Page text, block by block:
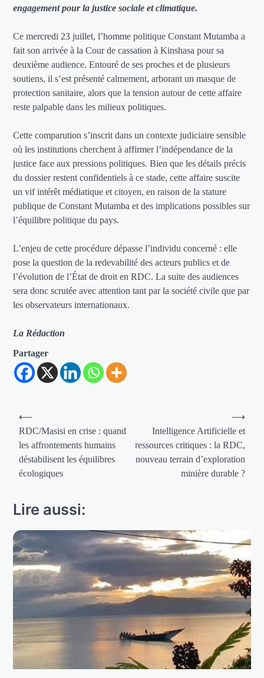
engagement pour la justice sociale et climatique.
Ce mercredi 23 juillet, l’homme politique Constant Mutamba a
fait son arrivée à la Cour de cassation à Kinshasa pour sa
deuxième audience. Entouré de ses proches et de plusieurs
soutiens, il s’est présenté calmement, arborant un masque de
protection sanitaire, alors que la tension autour de cette affaire
reste palpable dans les milieux politiques.
Cette comparution s’inscrit dans un contexte judiciaire sensible
où les institutions cherchent à affirmer l’indépendance de la
justice face aux pressions politiques. Bien que les détails précis
du dossier restent confidentiels à ce stade, cette affaire suscite
un vif intérêt médiatique et citoyen, en raison de la stature
publique de Constant Mutamba et des implications possibles sur
l’équilibre politique du pays.
L’enjeu de cette procédure dépasse l’individu concerné : elle
pose la question de la redevabilité des acteurs publics et de
l’évolution de l’État de droit en RDC. La suite des audiences
sera donc scrutée avec attention tant par la société civile que par
les observateurs internationaux.
La Rédaction
Partager
Navigation
de
l’article
⟵
RDC/Masisi en crise : quand
les affrontements humains
déstabilisent les équilibres
écologiques
Intelligence Artificielle et
ressources critiques : la RDC,
nouveau terrain d’exploration
minière durable ?
⟶
Lire aussi: